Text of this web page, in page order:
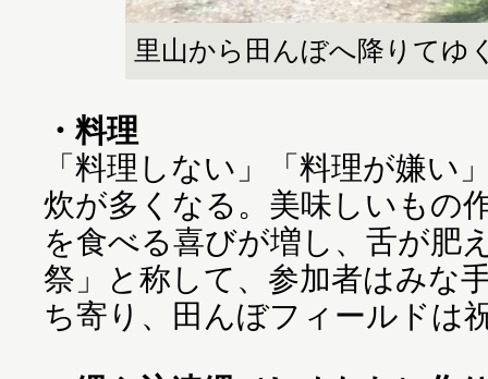
里山から田んぼへ降りてゆ
・料理
「料理しない」「料理が嫌い
炊が多くなる。美味しいもの
を食べる喜びが増し、舌が肥
祭」と称して、参加者はみな
ち寄り、田んぼフィールドは